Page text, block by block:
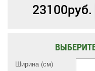
23100руб.
Ширина (см)